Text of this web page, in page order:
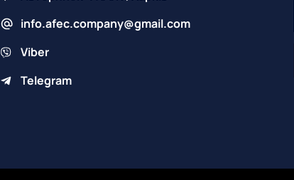
info.afec.company@gmail.com
Viber
Telegram